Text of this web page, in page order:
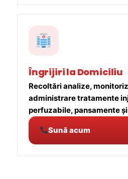
Îngrijiri la Domiciliu
Recoltări analize,
administrare tratamente
perfuzabile, pansamente
Sună acum